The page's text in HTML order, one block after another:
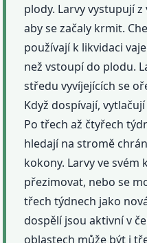
plody. Larvy vystupují
aby se začaly krmit.
používají k likvidaci
než vstoupí do plodu.
středu vyvíjejících se
Když dospívají,
Po třech až čtyřech
hledají na stromě
kokony. Larvy ve svém
přezimovat, nebo se
třech týdnech jako
dospělí jsou aktivní v
oblastech může být i